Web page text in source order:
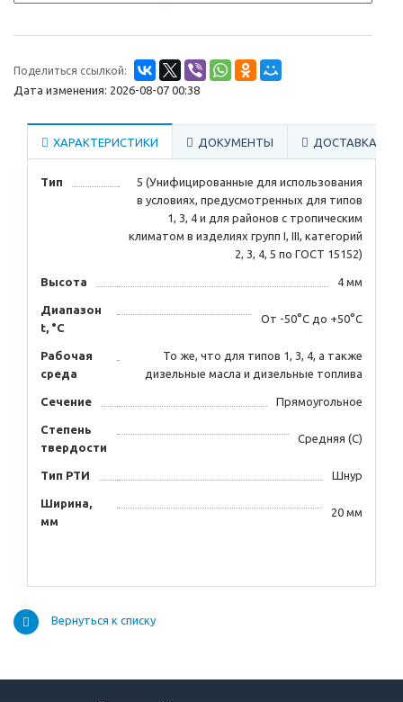
Поделиться ссылкой:
Дата изменения: 2026-08-07 00:38
ХАРАКТЕРИСТИКИ ДОКУМЕНТЫ ДОСТАВКА
Тип
5 (Унифицированные для использования
в условиях, предусмотренных для типов
1, 3, 4 и для районов с тропическим
климатом в изделиях групп I, III, категорий
2, 3, 4, 5 по ГОСТ 15152)
Высота 4 мм
Диапазон
t, °С
От -50°С до +50°С
Рабочая
среда
То же, что для типов 1, 3, 4, а также
дизельные масла и дизельные топлива
Сечение Прямоугольное
Степень
твердости
Средняя (С)
Тип РТИ Шнур
Ширина,
мм
20 мм
Вернуться к списку